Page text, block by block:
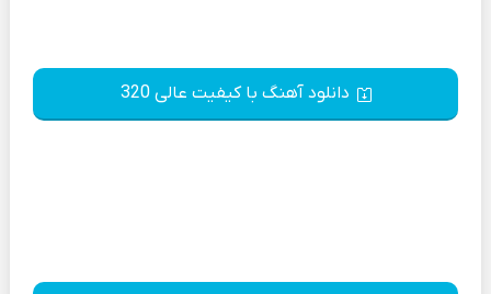
دانلود آهنگ با کیفیت عالی 320